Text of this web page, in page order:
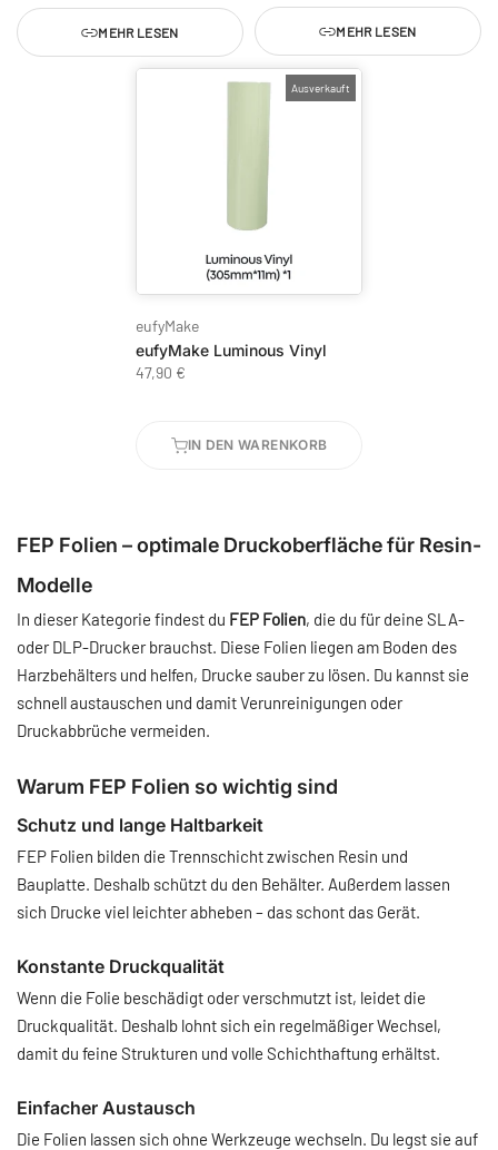
MEHR LESEN MEHR LESEN
Ausverkauft
eufyMake
eufyMake Luminous Vinyl
47,90 €
IN DEN WARENKORB
FEP Folien – optimale Druckoberfläche für Resin-
Modelle
In dieser Kategorie findest du FEP Folien, die du für deine SLA-
oder DLP-Drucker brauchst. Diese Folien liegen am Boden des
Harzbehälters und helfen, Drucke sauber zu lösen. Du kannst sie
schnell austauschen und damit Verunreinigungen oder
Druckabbrüche vermeiden.
Warum FEP Folien so wichtig sind
Schutz und lange Haltbarkeit
FEP Folien bilden die Trennschicht zwischen Resin und
Bauplatte. Deshalb schützt du den Behälter. Außerdem lassen
sich Drucke viel leichter abheben – das schont das Gerät.
Konstante Druckqualität
Wenn die Folie beschädigt oder verschmutzt ist, leidet die
Druckqualität. Deshalb lohnt sich ein regelmäßiger Wechsel,
damit du feine Strukturen und volle Schichthaftung erhältst.
Einfacher Austausch
Die Folien lassen sich ohne Werkzeuge wechseln. Du legst sie auf